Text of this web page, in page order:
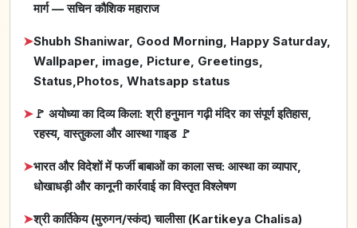
मार्ग — सचिन कौशिक महाराज
➤Shubh Shaniwar, Good Morning, Happy Saturday,
Wallpaper, image, Picture, Greetings,
Status,Photos, Whatsapp status
➤🚩 अयोध्या का दिव्य किला: श्री हनुमान गढ़ी मंदिर का संपूर्ण इतिहास,
रहस्य, वास्तुकला और आस्था गाइड 🚩
➤भारत और विदेशों में फर्जी बाबाओं का काला सच: आस्था का व्यापार,
धोखाधड़ी और कानूनी कार्रवाई का विस्तृत विश्लेषण
➤श्री कार्तिकेय (मुरुगन/स्कंद) चालीसा (Kartikeya Chalisa)